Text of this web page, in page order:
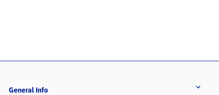
General Info